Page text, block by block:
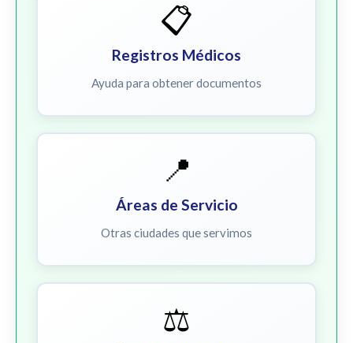
📋
Registros Médicos
Ayuda para obtener documentos
📍
Áreas de Servicio
Otras ciudades que servimos
⚖️